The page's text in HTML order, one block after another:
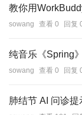
教你用
sowang 查看 0 回复
纯音乐《Spring
sowang 查看 0 回复
肺结节 AI 问诊提